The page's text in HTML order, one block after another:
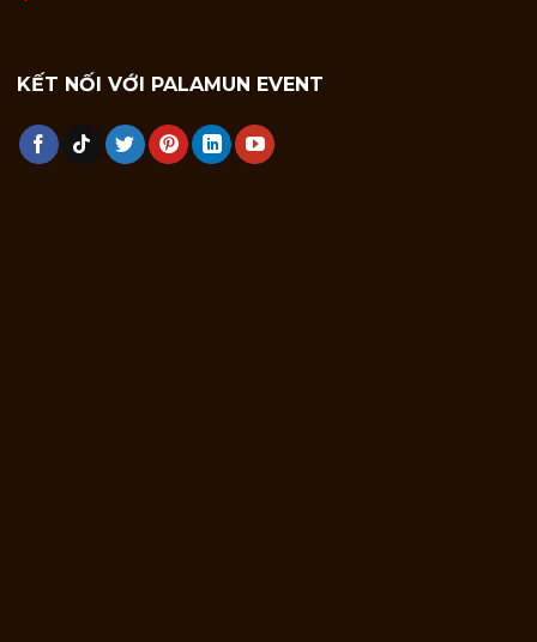
KẾT NỐI VỚI PALAMUN EVENT